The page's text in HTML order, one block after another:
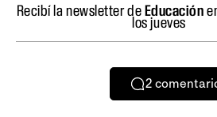
Recibí la newsletter deEducación
los jueves
2